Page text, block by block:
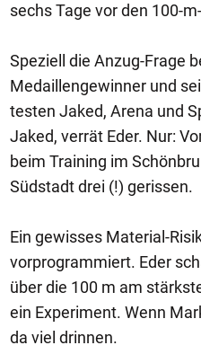
sechs Tage vor den 100-
Speziell die Anzug-Frage
Medaillengewinner und
testen Jaked, Arena und
Jaked, verrät Eder. Nur:
beim Training im
Südstadt drei (!) gerissen.
Ein gewisses Material-
vorprogrammiert. Eder
über die 100 m am
ein Experiment. Wenn
da viel drinnen.